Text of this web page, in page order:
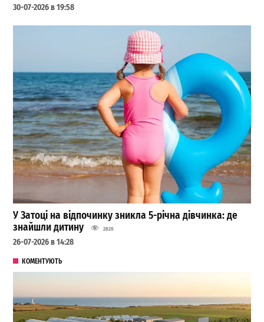
30-07-2026 в 19:58
У Затоці на відпочинку зникла 5-річна дівчинка: де
знайшли дитину
2820
26-07-2026 в 14:28
КОМЕНТУЮТЬ